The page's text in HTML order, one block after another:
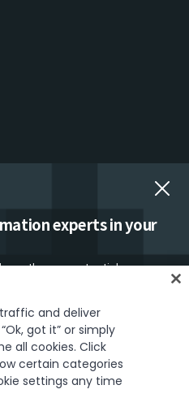
experts in your
you the newest articles every
about UiPath tailored to my interests
about products, services, events and
Privacy Policy Cookies Policy
Choices
robots are registered trademarks
UiPath® is a registered trademark
and deliver
got it” or simply
all cookies. Click
certain categories
settings any time